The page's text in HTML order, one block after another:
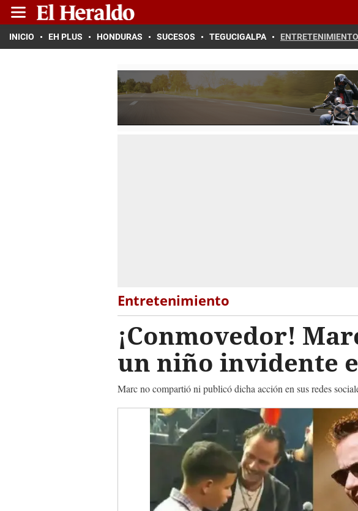
INICIO EH PLUS HONDURAS SUCESOS TEGUCIGALPA ENTRETENIMIENTO
Entretenimiento
¡Conmovedor!
un niño invidente
Marc no compartió ni publicó dicha acción en sus redes